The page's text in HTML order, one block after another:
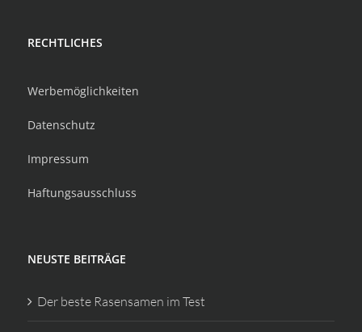
RECHTLICHES
Werbemöglichkeiten
Datenschutz
Impressum
Haftungsausschluss
NEUSTE BEITRÄGE
Der beste Rasensamen im Test